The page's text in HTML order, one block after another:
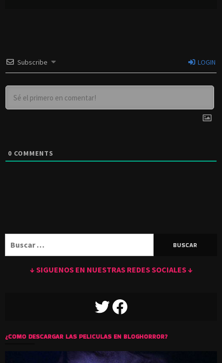
Subscribe LOGIN
0 COMMENTS
↓ SIGUENOS EN NUESTRAS REDES SOCIALES ↓
TWITTERFACEBOOK
¿COMO DESCARGAR LAS PELICULAS EN BLOGHORROR?